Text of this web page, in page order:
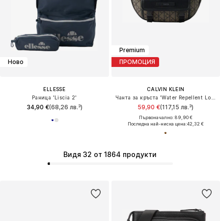
Ново
ELLESSE
Раница 'Liscia 2'
34,90 €(68,26 лв.³)
Видя 32 от 1864 продукти
Premium
ПРОМОЦИЯ
CALVIN KLEIN
59,90 €(117,15 лв.³)
Първоначално: 89,90 €
Последна най-ниска цена:42,32 €